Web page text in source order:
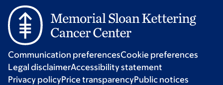
Communication preferencesCookie preferences
Legal disclaimerAccessibility statement
Privacy policyPrice transparencyPublic notices